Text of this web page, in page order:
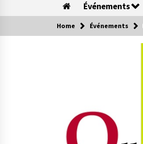
Événements
Home Événements